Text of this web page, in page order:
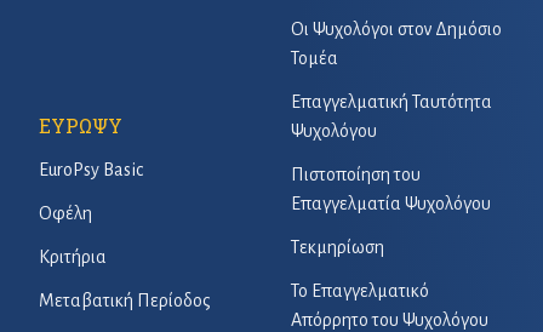
Οι Ψυχολόγοι στον Δημόσιο
Τομέα
Επαγγελματική Ταυτότητα
Ψυχολόγου
Πιστοποίηση του
Επαγγελματία Ψυχολόγου
Τεκμηρίωση
Το Επαγγελματικό
Απόρρητο του Ψυχολόγου
ΕΥΡΩΨΥ
EuroPsy Basic
Οφέλη
Κριτήρια
Μεταβατική Περίοδος